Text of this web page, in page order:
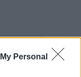
Personal